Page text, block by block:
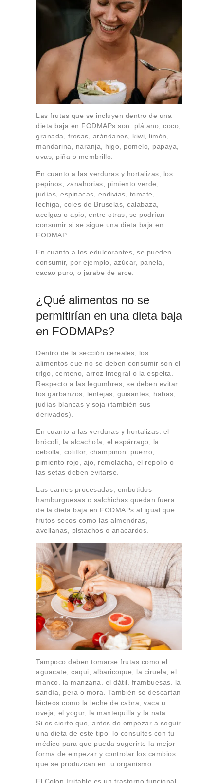
Las frutas que se incluyen dentro de una
dieta baja en FODMAPs son: plátano, coco,
granada, fresas, arándanos, kiwi, limón,
mandarina, naranja, higo, pomelo, papaya,
uvas, piña o membrillo.
En cuanto a las verduras y hortalizas, los
pepinos, zanahorias, pimiento verde,
judías, espinacas, endivias, tomate,
lechiga, coles de Bruselas, calabaza,
acelgas o apio, entre otras, se podrían
consumir si se sigue una dieta baja en
FODMAP.
En cuanto a los edulcorantes, se pueden
consumir, por ejemplo, azúcar, panela,
cacao puro, o jarabe de arce.
¿Qué alimentos no se
permitirían en una dieta baja
en FODMAPs?
Dentro de la sección cereales, los
alimentos que no se deben consumir son el
trigo, centeno, arroz integral o la espelta.
Respecto a las legumbres, se deben evitar
los garbanzos, lentejas, guisantes, habas,
judías blancas y soja (también sus
derivados).
En cuanto a las verduras y hortalizas: el
brócoli, la alcachofa, el espárrago, la
cebolla, coliflor, champiñón, puerro,
pimiento rojo, ajo, remolacha, el repollo o
las setas deben evitarse.
Las carnes procesadas, embutidos
hamburguesas o salchichas quedan fuera
de la dieta baja en FODMAPs al igual que
frutos secos como las almendras,
avellanas, pistachos o anacardos.
Tampoco deben tomarse frutas como el
aguacate, caqui, albaricoque, la ciruela, el
manco, la manzana, el dátil, frambuesas, la
sandía, pera o mora. También se descartan
lácteos como la leche de cabra, vaca u
oveja, el yogur, la mantequilla y la nata.
Si es cierto que, antes de empezar a seguir
una dieta de este tipo, lo consultes con tu
médico para que pueda sugerirte la mejor
forma de empezar y controlar los cambios
que se produzcan en tu organismo.
El Colon Irritable es un trastorno funcional